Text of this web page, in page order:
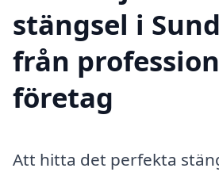
stängsel i
från
företag
Att hitta det perfekta